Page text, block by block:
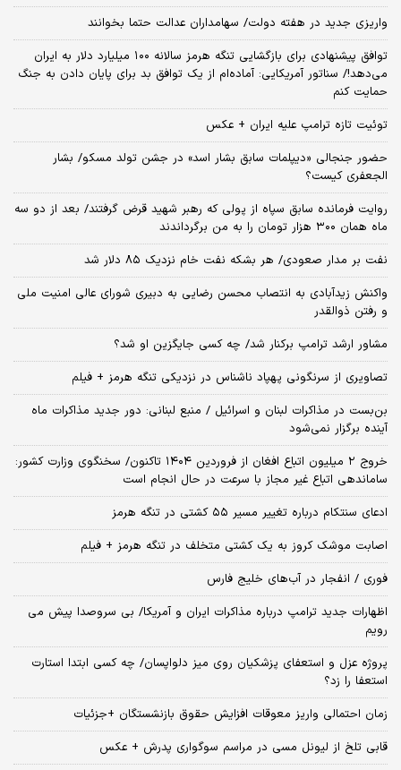
واریزی جدید در هفته دولت/ سهامداران عدالت حتما بخوانند
توافق پیشنهادی برای بازگشایی تنگه هرمز سالانه ۱۰۰ میلیارد دلار به ایران
می‌دهد!/ سناتور آمریکایی: آماده‌ام از یک توافق بد برای پایان دادن به جنگ
حمایت کنم
توئیت تازه ترامپ علیه ایران + عکس
حضور جنجالی «دیپلمات سابق بشار اسد» در جشن تولد مسکو/ بشار
الجعفری کیست؟
روایت فرمانده سابق سپاه از پولی که رهبر شهید قرض گرفتند/ بعد از دو سه
ماه همان ۳۰۰ هزار تومان را به من برگرداندند
نفت بر مدار صعودی/ هر بشکه نفت خام نزدیک ۸۵ دلار شد
واکنش زیدآبادی به انتصاب محسن رضایی به دبیری شورای عالی امنیت ملی
و رفتن ذوالقدر
مشاور ارشد ترامپ برکنار شد/ چه کسی جایگزین او شد؟
تصاویری از سرنگونی پهپاد ناشناس در نزدیکی تنگه هرمز + فیلم
بن‌بست در مذاکرات لبنان و اسرائیل / منبع لبنانی: دور جدید مذاکرات ماه
آینده برگزار نمی‌شود
خروج ۲ میلیون اتباع افغان از فروردین ۱۴۰۴ تاکنون/ سخنگوی وزارت کشور:
ساماندهی اتباع غیر مجاز با سرعت در حال انجام است
ادعای سنتکام درباره تغییر مسیر ۵۵ کشتی در تنگه هرمز
اصابت موشک کروز به یک کشتی متخلف در تنگه هرمز + فیلم
فوری / انفجار در آب‌های خلیج فارس
اظهارات جدید ترامپ درباره مذاکرات ایران و آمریکا/ بی سروصدا پیش می
رویم
پروژه عزل و استعفای پزشکیان روی میز دلواپسان/ چه کسی ابتدا استارت
استعفا را زد؟
زمان احتمالی واریز معوقات افزایش حقوق بازنشستگان +جزئیات
قابی تلخ از لیونل مسی در مراسم سوگواری پدرش + عکس